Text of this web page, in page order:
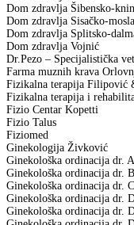
Dom zdravlja Šibensko-
Dom zdravlja Sisačko-
Dom zdravlja Splitsko-
Dom zdravlja Vojnić
Dr.Pezo – Specijalistička
Farma muznih krava
Fizikalna terapija Filipović
Fizikalna terapija i
Fizio Centar Kopetti
Fizio Talus
Fiziomed
Ginekologija Živković
Ginekološka ordinacija dr.
Ginekološka ordinacija dr.
Ginekološka ordinacija dr.
Ginekološka ordinacija dr.
Ginekološka ordinacija dr.